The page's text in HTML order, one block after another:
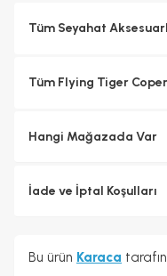
Tüm Seyahat
Tüm Flying Tiger
Hangi Mağazada Var
İade ve İptal Koşulları
Bu ürün Karaca